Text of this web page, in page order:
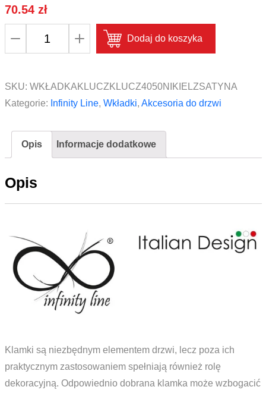
70.54 zł
40/50mm
Infinity
Nikiel
Satyna
Dodaj do koszyka
SKU: WKŁADKAKLUCZKLUCZ4050NIKIELZSATYNA
Kategorie: Infinity Line, Wkładki, Akcesoria do drzwi
Opis Informacje dodatkowe
Opis
Klamki są niezbędnym elementem drzwi, lecz poza ich
praktycznym zastosowaniem spełniają również rolę
dekoracyjną. Odpowiednio dobrana klamka może wzbogacić